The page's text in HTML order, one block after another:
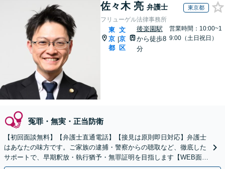
佐々木 亮 弁護士 東京都
フリューゲル法律事務所
東
京
都
|
文
京
区
後楽園駅
から徒歩8
分
営業時間：10:00~1
9:00（土日祝日）
冤罪・無実・正当防衛
【初回面談無料】【弁護士直通電話】【接見は原則即日対応】弁護士
はあなたの味方です。ご家族の逮捕・警察からの聴取など、徹底した
サポートで、早期釈放・執行猶予・無罪証明を目指します【WEB面談
可】【休日・夜間・当日相談に対応】